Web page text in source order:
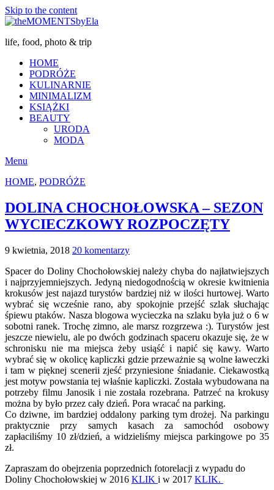
Skip to the content
life, food, photo & trip
HOME
PODRÓŻE
KULINARNIE
MINIMALIZM
KSIĄŻKI
BEAUTY
URODA
MODA
Menu
HOME, PODRÓŻE
DOLINA CHOCHOŁOWSKA – SEZON
WYCIECZKOWY ROZPOCZĘTY
9 kwietnia, 2018 20 komentarzy
Spacer do Doliny Chochołowskiej należy chyba do najłatwiejszych
i najprzyjemniejszych. Jedyną niedogodnością w okresie kwitnienia
krokusów jest najazd turystów bardziej niż w ilości hurtowej. Warto
wybrać się wcześnie rano, aby spokojnie przejść szlak słuchając
śpiewu ptaków. Nasza blogowa wycieczka na szlaku była już o 6 w
sobotni ranek. Trochę zimno, ale marsz rozgrzewa :). Turystów jest
jeszcze niewielu, ale po dwóch godzinach spaceru okazuje się, że w
schronisku nie ma miejsca żeby usiąść i napić się kawy. Warto
wybrać się w okolicę kapliczki gdzie przeważnie są wolne ławeczki
i tam w pięknej scenerii zjeść przyniesione śniadanie. Ciekawostką
jest motyw powstania tej właśnie kapliczki. Została wybudowana na
potrzeby filmu Janosik i nie została rozebrana. Patrzeć na krokusy
można by było przez cały dzień. Pora wracać na parking.
Co dziwne, im bardziej oddalony parking tym drożej. Na parkingu
praktycznie przy samych kasach za samochód osobowy
zapłaciliśmy 10 zł/dzień, a widzieliśmy miejsca parkingowe po 35
zł.
Zapraszam do obejrzenia poprzednich fotorelacji z wypadu do
Doliny Chochołowskiej w 2016 KLIK i w 2017 KLIK.